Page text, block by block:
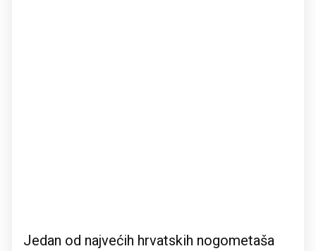
Jedan od najvećih hrvatskih nogometaša